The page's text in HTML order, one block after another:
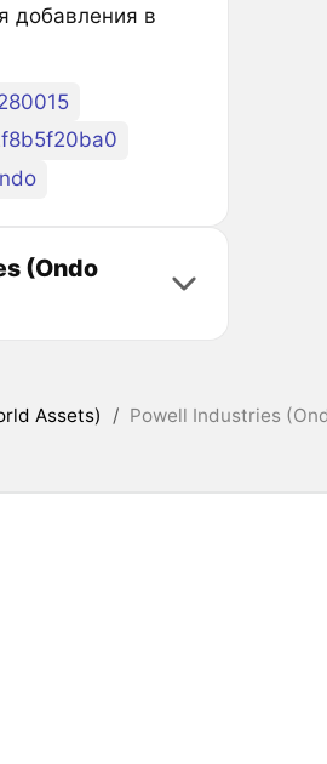
добавления в
(Ondo
Assets) / Powell Industries